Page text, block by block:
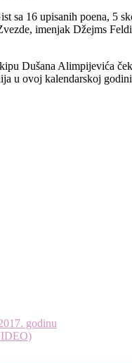
sa 16 upisanih poena, 5
imenjak Džejms
Dušana Alimpijevića
u ovoj kalendarskoj
godinu